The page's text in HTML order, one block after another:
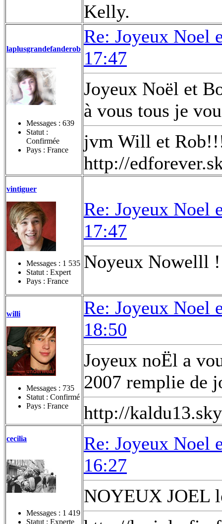
Kelly.
laplusgrandefanderob
Messages : 639
Statut :
Confirmée
Pays : France
Re: Joyeux Noel
17:47
Joyeux Noël et
à vous tous je
jvm Will et
http://
vintiguer
Messages : 1 535
Statut : Expert
Pays : France
Re: Joyeux Noel
17:47
Noyeux Nowelll !
willi
Messages : 735
Statut : Confirmé
Pays : France
Re: Joyeux Noel
18:50
Joyeux noËl a
2007 remplie de
http://
cecilia
Messages : 1 419
Statut : Experte
Re: Joyeux Noel
16:27
NOYEUX JOEL